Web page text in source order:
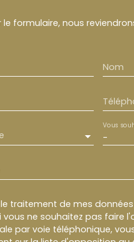
le formulaire, nous
Nom
-
Vous
traitement de mes
vous ne souhaitez pas faire
par voie téléphonique,